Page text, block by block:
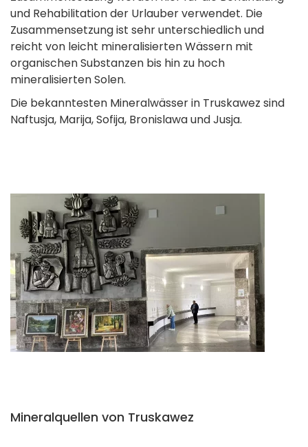
und Rehabilitation der Urlauber verwendet. Die
Zusammensetzung ist sehr unterschiedlich und
reicht von leicht mineralisierten Wässern mit
organischen Substanzen bis hin zu hoch
mineralisierten Solen.
Die bekanntesten Mineralwässer in Truskawez sind
Naftusja, Marija, Sofija, Bronislawa und Jusja.
Mineralquellen von Truskawez